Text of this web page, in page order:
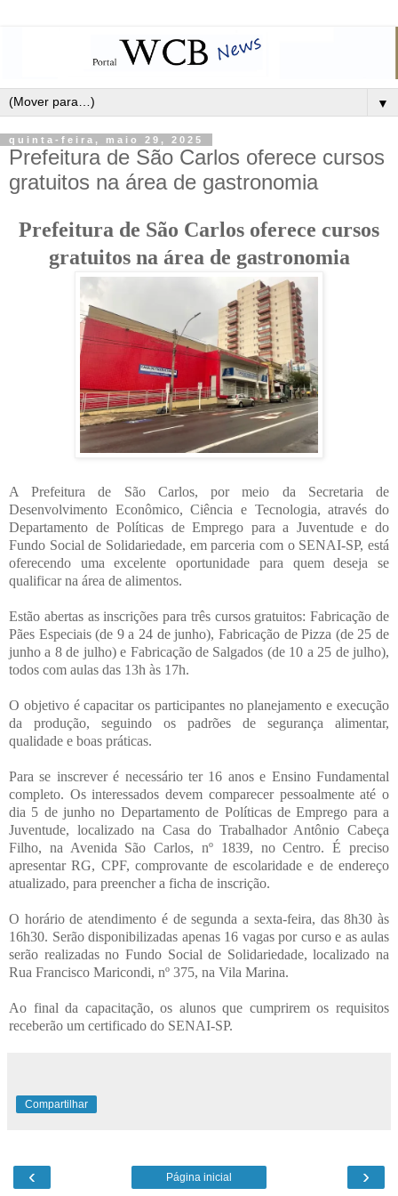
▼
quinta-feira, maio 29, 2025
Prefeitura de São Carlos oferece cursos
gratuitos na área de gastronomia
Prefeitura de São Carlos oferece cursos
gratuitos na área de gastronomia
A Prefeitura de São Carlos, por meio da Secretaria de
Desenvolvimento Econômico, Ciência e Tecnologia, através do
Departamento de Políticas de Emprego para a Juventude e do
Fundo Social de Solidariedade, em parceria com o SENAI-SP, está
oferecendo uma excelente oportunidade para quem deseja se
qualificar na área de alimentos.
Estão abertas as inscrições para três cursos gratuitos: Fabricação de
Pães Especiais (de 9 a 24 de junho), Fabricação de Pizza (de 25 de
junho a 8 de julho) e Fabricação de Salgados (de 10 a 25 de julho),
todos com aulas das 13h às 17h.
O objetivo é capacitar os participantes no planejamento e execução
da produção, seguindo os padrões de segurança alimentar,
qualidade e boas práticas.
Para se inscrever é necessário ter 16 anos e Ensino Fundamental
completo. Os interessados devem comparecer pessoalmente até o
dia 5 de junho no Departamento de Políticas de Emprego para a
Juventude, localizado na Casa do Trabalhador Antônio Cabeça
Filho, na Avenida São Carlos, nº 1839, no Centro. É preciso
apresentar RG, CPF, comprovante de escolaridade e de endereço
atualizado, para preencher a ficha de inscrição.
O horário de atendimento é de segunda a sexta-feira, das 8h30 às
16h30. Serão disponibilizadas apenas 16 vagas por curso e as aulas
serão realizadas no Fundo Social de Solidariedade, localizado na
Rua Francisco Maricondi, nº 375, na Vila Marina.
Ao final da capacitação, os alunos que cumprirem os requisitos
receberão um certificado do SENAI-SP.
Compartilhar
‹ ›
Página inicial